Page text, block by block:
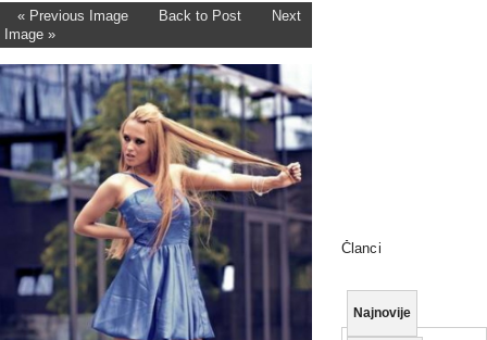
« Previous Image Back to Post
Next
Image »
Članci
Najnovije